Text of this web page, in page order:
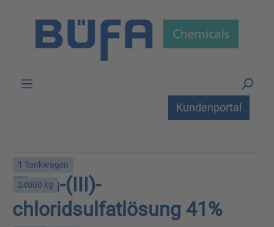
Kundenportal
1 Tankwagen
24000 kg
Eisen-(III)-
chloridsulfatlösung 41%